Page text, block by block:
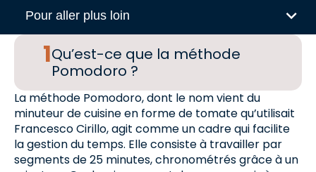
Qu’est-ce que la méthode
Pomodoro ?
La méthode Pomodoro, dont le nom vient du
minuteur de cuisine en forme de tomate qu’utilisait
Francesco Cirillo, agit comme un cadre qui facilite
la gestion du temps. Elle consiste à travailler par
segments de 25 minutes, chronométrés grâce à un
Pour aller plus loin